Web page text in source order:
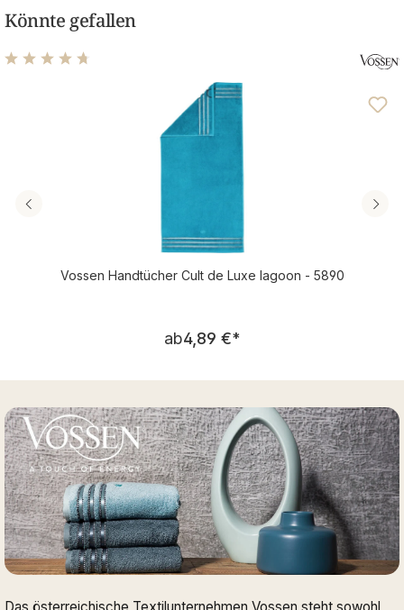
Könnte gefallen
Durchschnittliche Bewertung von 4.76 von 5 Sternen
Vossen Handtücher Cult de Luxe lagoon - 5890
Regulärer Preis:
ab4,89 €*
Das österreichische Textilunternehmen Vossen steht sowohl